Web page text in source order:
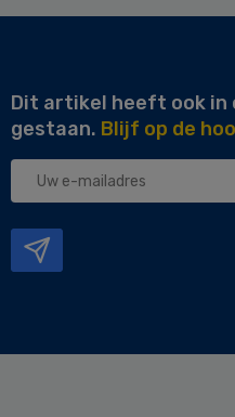
Dit artikel heeft ook in
gestaan. Blijf op de
Uw